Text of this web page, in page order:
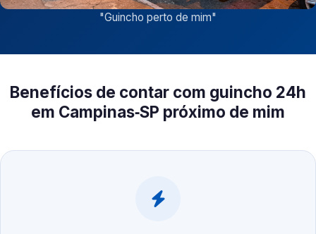
"Guincho perto de mim"
Benefícios de contar com guincho 24h
em Campinas‑SP próximo de mim